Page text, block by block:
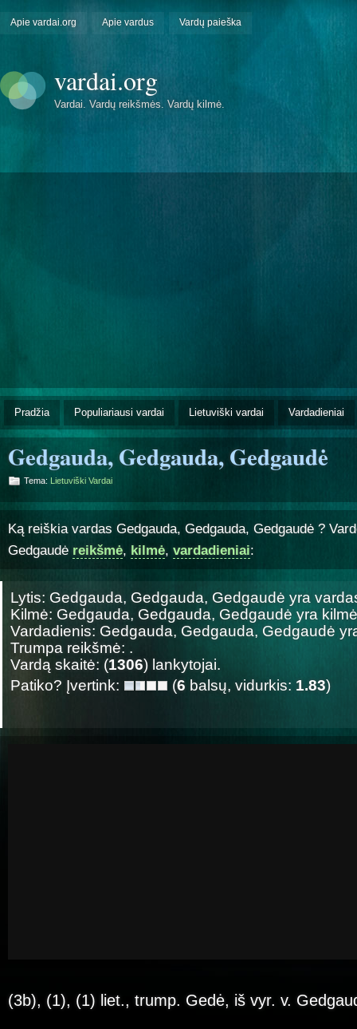
Apie vardai.org Apie vardus Vardų paieška
vardai.org
Vardai. Vardų reikšmės. Vardų kilmė.
Pradžia Populiariausi vardai Lietuviški vardai Vardadieniai
Gedgauda, Gedgauda, Gedgaudė
Tema: Lietuviški Vardai
Ką reiškia vardas Gedgauda, Gedgauda, Gedgaudė ?
Gedgaudė reikšmė, kilmė, vardadieniai:
Lytis: Gedgauda, Gedgauda, Gedgaudė yra
Kilmė: Gedgauda, Gedgauda, Gedgaudė yra
Vardadienis: Gedgauda, Gedgauda, Gedgaudė
Trumpa reikšmė: .
Vardą skaitė: (1306) lankytojai.
Patiko? Įvertink:
(6 balsų, vidurkis: 1.83)
(3b), (1), (1) liet., trump. Gedė, iš vyr. v.